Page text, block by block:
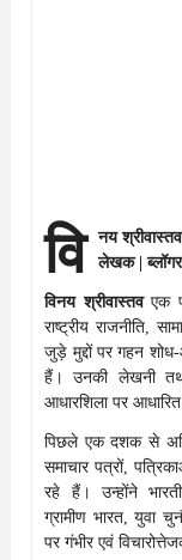
वि
नय श्रीवास्तव
लेखक |
विनय श्रीवास्तवएक
राष्ट्रीय राजनीति,
जुड़े मुद्दों पर गहन
हैं। उनकी लेखनी
आधारशिला पर
पिछले एक दशक से
समाचार पत्रों,
रहे हैं। उन्होंने
ग्रामीण भारत, युवा
पर गंभीर एवं